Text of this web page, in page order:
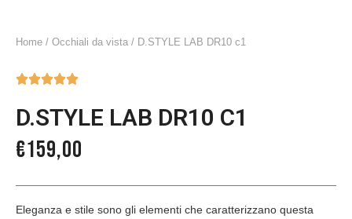
Home / Occhiali da vista / D.STYLE LAB DR10 c1

D.STYLE LAB DR10 C1
€159,00
Eleganza e stile sono gli elementi che caratterizzano questa